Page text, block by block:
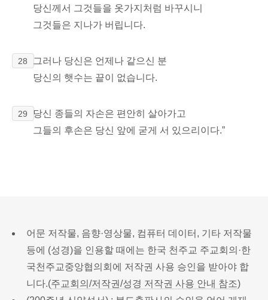
당신께서 그것들을 옷가지처럼 바꾸시니
그것들은 지나가 버립니다.
28
그러나 당신은 언제나 같으신 분
당신의 햇수는 끝이 없습니다.
29
당신 종들의 자손은 편안히 살아가고
그들의 후손은 당신 앞에 굳게 서 있으리이다.”
어문 저작물, 음향·영상물, 컴퓨터 데이터, 기타 저작물
등에 (성경)을 인용할 때에는 한국 천주교 주교회의·한
국천주교중앙협의회에 저작권 사용 승인을 받아야 합
니다.(주교회의/저작권/성경 저작권 사용 안내 참조)